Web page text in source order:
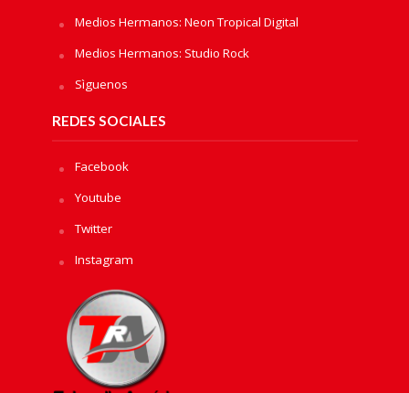
Medios Hermanos: Neon Tropical Digital
Medios Hermanos: Studio Rock
Sìguenos
REDES SOCIALES
Facebook
Youtube
Twitter
Instagram